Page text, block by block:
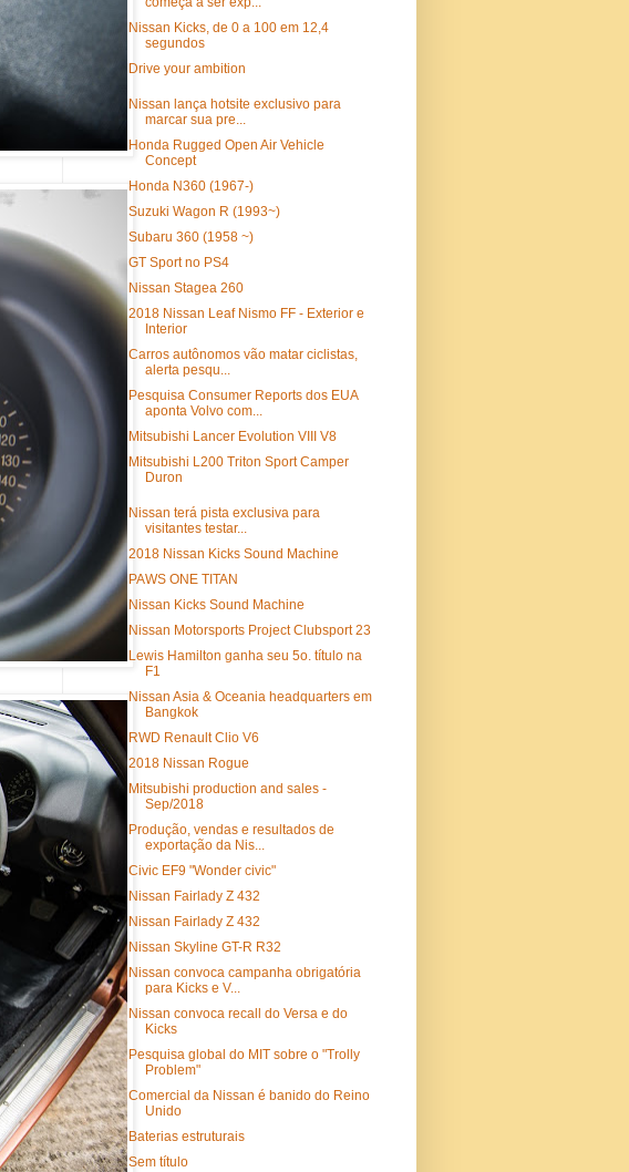
Nissan Kicks, de 0 a 100 em 12,4
segundos
Drive your ambition
Nissan lança hotsite exclusivo para
marcar sua pre...
Honda Rugged Open Air Vehicle
Concept
Honda N360 (1967-)
Suzuki Wagon R (1993~)
Subaru 360 (1958 ~)
GT Sport no PS4
Nissan Stagea 260
2018 Nissan Leaf Nismo FF - Exterior e
Interior
Carros autônomos vão matar ciclistas,
alerta pesqu...
Pesquisa Consumer Reports dos EUA
aponta Volvo com...
Mitsubishi Lancer Evolution VIII V8
Mitsubishi L200 Triton Sport Camper
Duron
Nissan terá pista exclusiva para
visitantes testar...
2018 Nissan Kicks Sound Machine
PAWS ONE TITAN
Nissan Kicks Sound Machine
Nissan Motorsports Project Clubsport 23
Lewis Hamilton ganha seu 5o. título na
F1
Nissan Asia & Oceania headquarters em
Bangkok
RWD Renault Clio V6
2018 Nissan Rogue
Mitsubishi production and sales -
Sep/2018
Produção, vendas e resultados de
exportação da Nis...
Civic EF9 "Wonder civic"
Nissan Fairlady Z 432
Nissan Fairlady Z 432
Nissan Skyline GT-R R32
Nissan convoca campanha obrigatória
para Kicks e V...
Nissan convoca recall do Versa e do
Kicks
Pesquisa global do MIT sobre o "Trolly
Problem"
Comercial da Nissan é banido do Reino
Unido
Baterias estruturais
Sem título